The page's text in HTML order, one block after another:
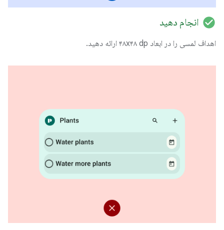
check_circle انجام دهید
اهداف لمسی را در ابعاد ۴۸x۴۸ dp ارائه دهید.